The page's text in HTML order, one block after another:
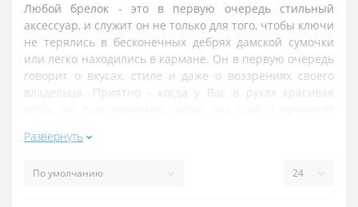
Любой брелок - это в первую очередь стильный
аксессуар, и служит он не только для того, чтобы ключи
не терялись в бесконечных дебрях дамской сумочки
или легко находились в кармане. Он в первую очередь
говорит о вкусах, стиле и даже о воззрениях своего
владельца. Приятно - когда у Вас в руках красивая
разделе, представляют собой достаточно сильные
владельцу, помогать ему: они сулят здоровье и удачу в
Развернуть